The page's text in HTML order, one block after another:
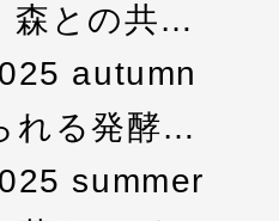
との共…
autumn
れる発酵…
summer